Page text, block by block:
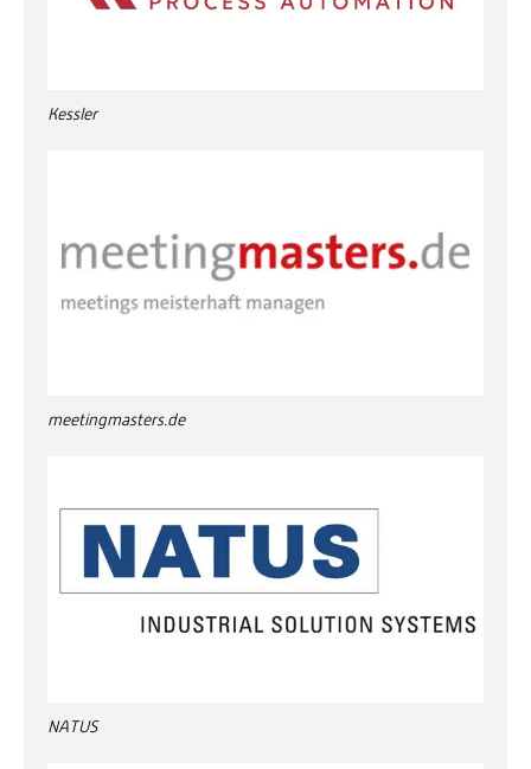
Kessler
meetingmasters.de
NATUS